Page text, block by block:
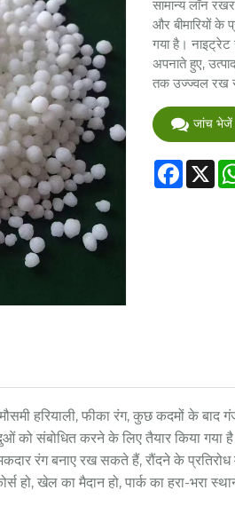
सामान्य लॉन
और बीमारियों के
गया है।
अपनाते हुए,
तक उज्ज्वल रख
जांच भेजें
X
हरियाली, फीका रंग, कुछ कदमों के
को संबोधित करने के लिए तैयार किया
रंग बनाए रख सकते हैं, रौंदने के
खेल का मैदान हो, पार्क का हरा-भरा